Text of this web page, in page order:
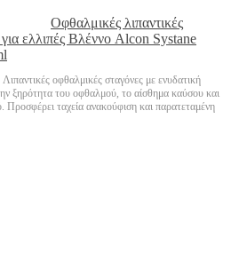
Oφθαλμικές λιπαντικές
ελλιπές Βλέννο Alcon Systane
Λιπαντικές οφθαλμικές σταγόνες με ενυδατική
ξηρότητα του οφθαλμού, το αίσθημα καύσου και
Προσφέρει ταχεία ανακούφιση και παρατεταμένη